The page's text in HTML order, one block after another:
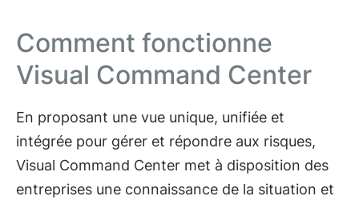
Comment fonctionne
Visual Command Center
En proposant une vue unique, unifiée et
intégrée pour gérer et répondre aux risques,
Visual Command Center met à disposition des
entreprises une connaissance de la situation et